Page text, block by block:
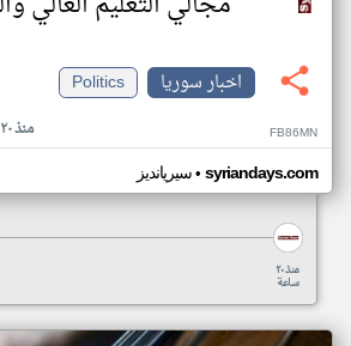
اخبار سوريا
Politics
منذ ٢٠ ساعة FB86MN
سيريانديز• syriandays.com
منذ ٢٠
ساعة